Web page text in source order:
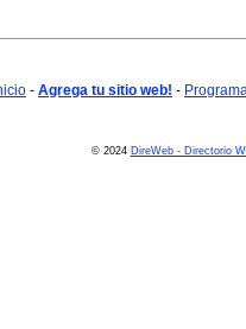
- Agrega tu sitio web! -
© 2024 DireWeb - Directorio